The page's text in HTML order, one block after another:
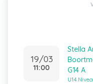
19/03
11:00
Stella
G14 A
U14